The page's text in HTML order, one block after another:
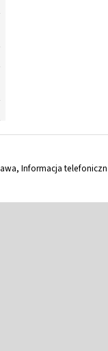
Informacja